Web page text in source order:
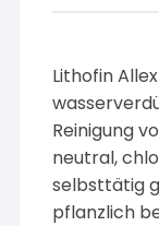
Lithofin
Reinigung
neutral,
selbsttätig
pflanzlich